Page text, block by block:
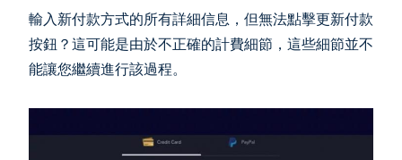
輸入新付款方式的所有詳細信息，但無法點擊更新付款
按鈕？這可能是由於不正確的計費細節，這些細節並不
能讓您繼續進行該過程。